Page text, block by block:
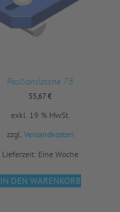
Positionslasche 75
55,67 €
exkl. 19 % MwSt.
zzgl. Versandkosten
Lieferzeit: Eine Woche
IN DEN WARENKORB